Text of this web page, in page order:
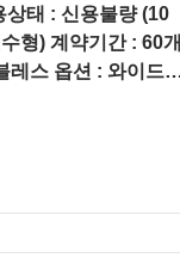
상태 : 신용불량 (10
형) 계약기간 : 60개
레스 옵션 : 와이드